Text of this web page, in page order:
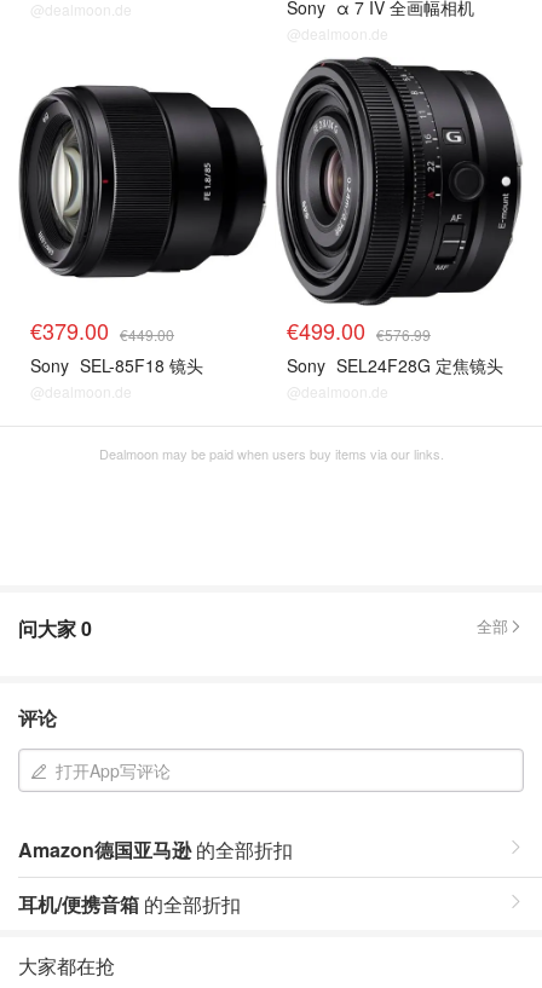
@dealmoon.de Sony α 7 IV 全画幅相机
@dealmoon.de
€379.00 €449.00
Sony SEL-85F18 镜头
@dealmoon.de
€499.00 €576.99
Sony SEL24F28G 定焦镜头
@dealmoon.de
Dealmoon may be paid when users buy items via our links.
问大家0 全部
评论
打开App写评论
Amazon德国亚马逊的全部折扣
耳机/便携音箱 的全部折扣
大家都在抢